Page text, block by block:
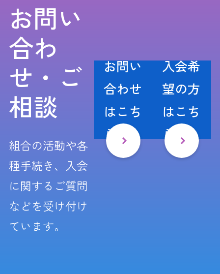
お問い
合わ
せ・ご
相談
組合の活動や各
種手続き、入会
に関するご質問
などを受け付け
ています。
お問い
合わせ
はこち
ら
入会希
望の方
はこち
ら